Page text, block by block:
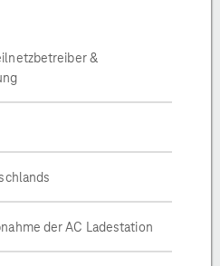
&
der AC Ladestation